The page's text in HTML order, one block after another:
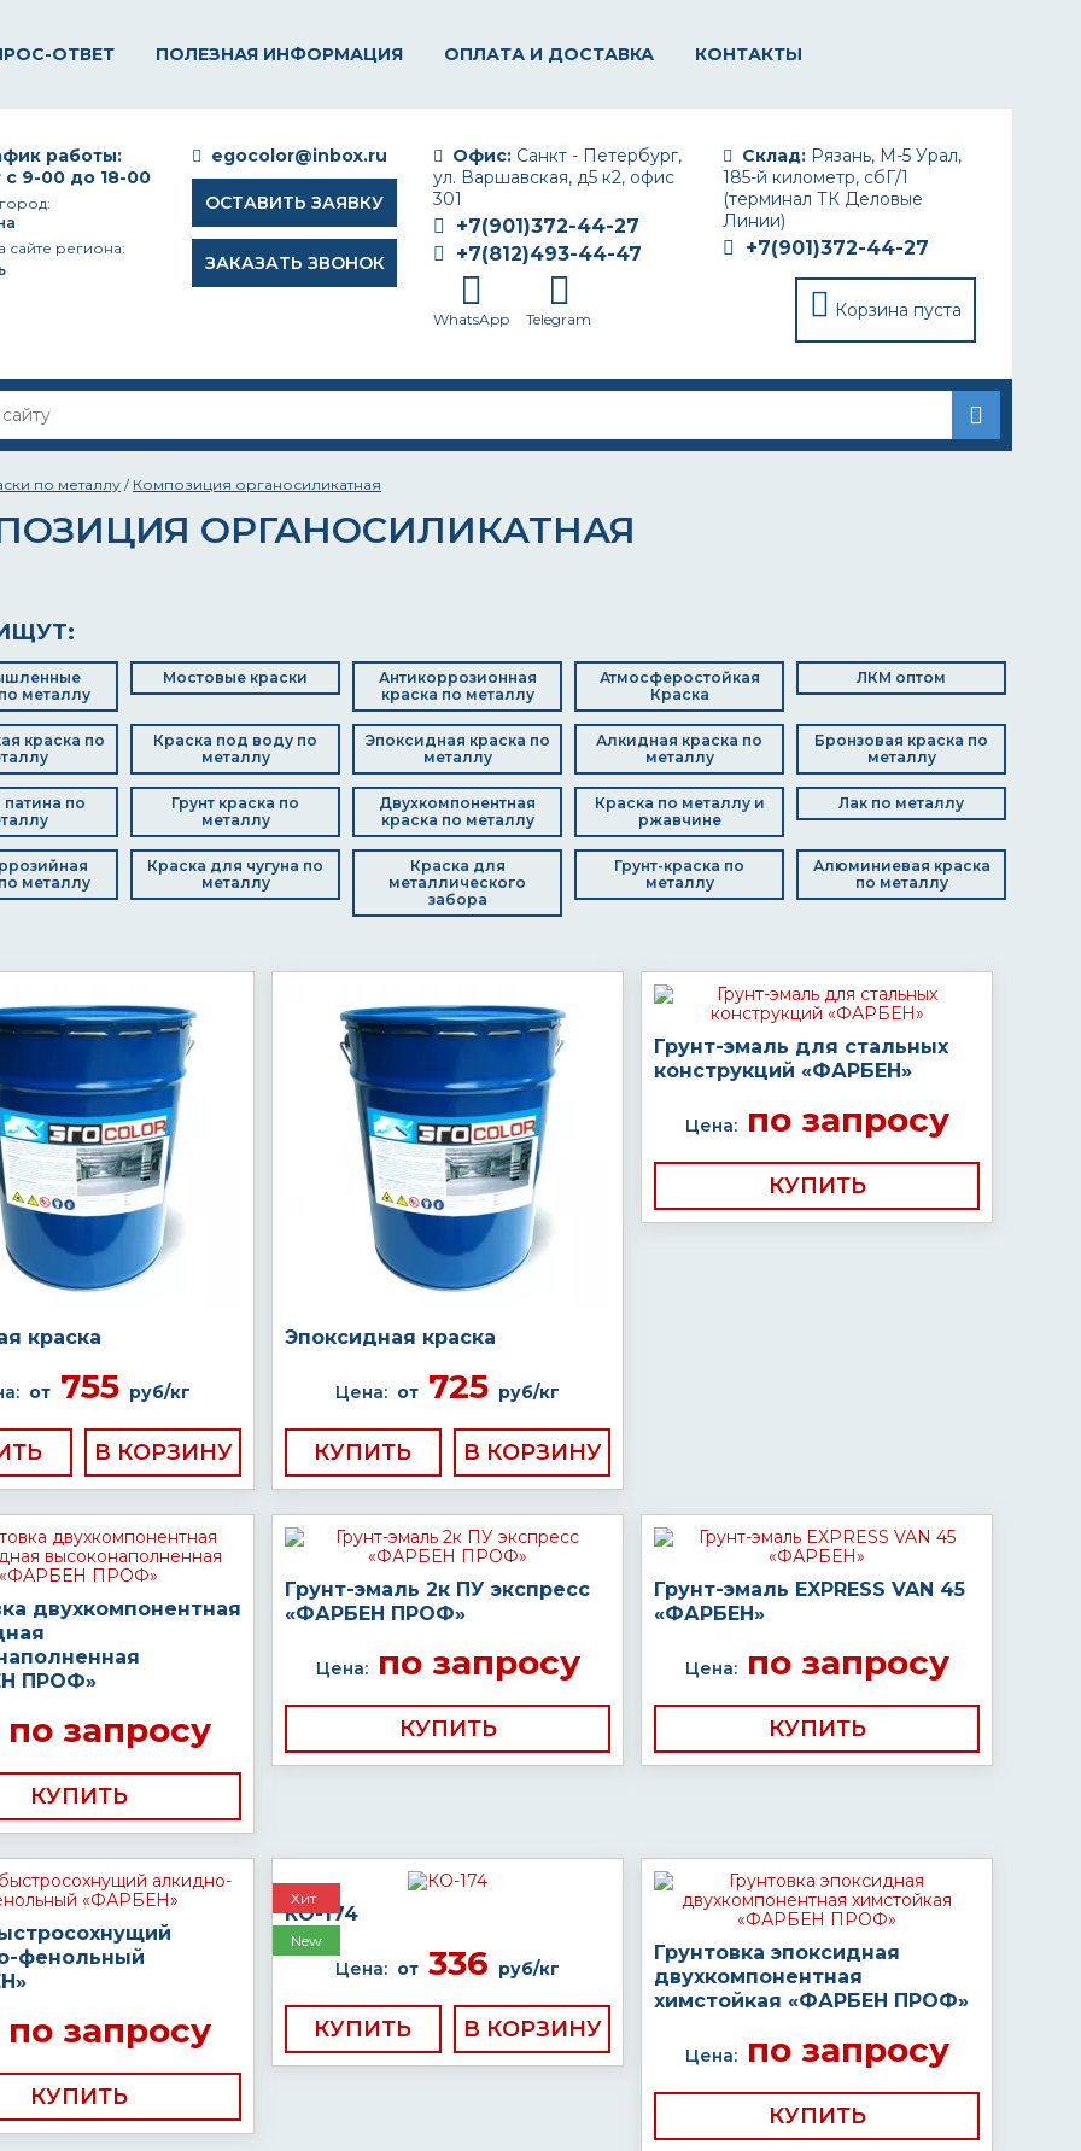
ОТВЕТ ПОЛЕЗНАЯ ИНФОРМАЦИЯ ОПЛАТА И ДОСТАВКА КОНТАКТЫ
Склад: Рязань, М-5 Урал,
185-й километр, сбГ/1
(терминал ТК Деловые
Линии)
+7(901)372-44-27
Корзина пуста
Офис: Санкт - Петербург,
ул. Варшавская, д5 к2, офис
301
+7(901)372-44-27
+7(812)493-44-47
WhatsApp Telegram
egocolor@inbox.ru
ОСТАВИТЬ ЗАЯВКУ
ЗАКАЗАТЬ ЗВОНОК
работы:
с 9-00 до 18-00
сайте региона:
по металлу / Композиция органосиликатная
ОРГАНОСИЛИКАТНАЯ
металлу
Мостовые краски
Антикоррозионная
краска по металлу
Атмосферостойкая
Краска
ЛКМ оптом
краска по
Краска под воду по
металлу
Эпоксидная краска по
металлу
Алкидная краска по
металлу
Бронзовая краска по
металлу
патина по
Грунт краска по
металлу
Двухкомпонентная
краска по металлу
Краска по металлу и
ржавчине
Лак по металлу
металлу
Краска для чугуна по
металлу
Краска для
металлического
забора
Грунт-краска по
металлу
Алюминиевая краска
по металлу
краска
от755 руб/кг
Эпоксидная краска
Цена: от 725 руб/кг
КУПИТЬ
Грунт-эмаль для стальных
конструкций «ФАРБЕН»
Цена:по запросу
КУПИТЬ
двухкомпонентная
ПРОФ»
запросу
КУПИТЬ
Грунт-эмаль 2к ПУ экспресс
«ФАРБЕН ПРОФ»
Цена:по запросу
КУПИТЬ
Грунт-эмаль EXPRESS VAN 45
«ФАРБЕН»
Цена:по запросу
КУПИТЬ
фенольный
запросу
КУПИТЬ
Хит
New
КО-174
Цена: от 336 руб/кг
КУПИТЬ
Грунтовка эпоксидная
двухкомпонентная
химстойкая «ФАРБЕН ПРОФ»
Цена:по запросу
КУПИТЬ